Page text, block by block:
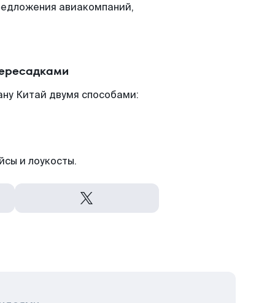
авиакомпаний,
Китай двумя способами:
и лоукосты.